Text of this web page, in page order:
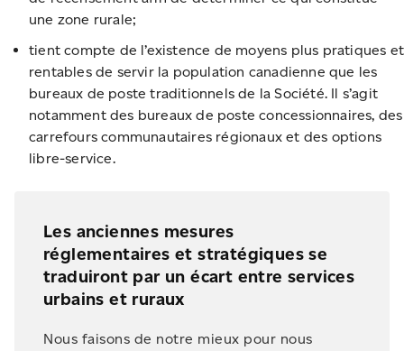
une zone rurale;
tient compte de l’existence de moyens plus pratiques et
rentables de servir la population canadienne que les
bureaux de poste traditionnels de la Société. Il s’agit
notamment des bureaux de poste concessionnaires, des
carrefours communautaires régionaux et des options
libre-service.
Les anciennes mesures
réglementaires et stratégiques se
traduiront par un écart entre services
urbains et ruraux
Nous faisons de notre mieux pour nous